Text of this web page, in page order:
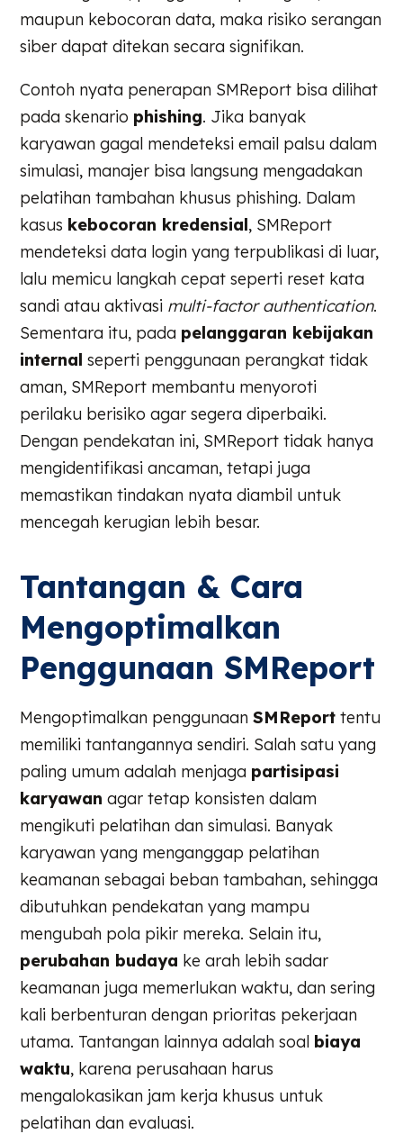
maupun kebocoran data, maka risiko serangan
siber dapat ditekan secara signifikan.
Contoh nyata penerapan SMReport bisa dilihat
pada skenario phishing. Jika banyak
karyawan gagal mendeteksi email palsu dalam
simulasi, manajer bisa langsung mengadakan
pelatihan tambahan khusus phishing. Dalam
kasus kebocoran kredensial, SMReport
mendeteksi data login yang terpublikasi di luar,
lalu memicu langkah cepat seperti reset kata
sandi atau aktivasi multi-factor authentication.
Sementara itu, pada pelanggaran kebijakan
internal seperti penggunaan perangkat tidak
aman, SMReport membantu menyoroti
perilaku berisiko agar segera diperbaiki.
Dengan pendekatan ini, SMReport tidak hanya
mengidentifikasi ancaman, tetapi juga
memastikan tindakan nyata diambil untuk
mencegah kerugian lebih besar.
Tantangan & Cara
Mengoptimalkan
Penggunaan SMReport
Mengoptimalkan penggunaanSMReport tentu
memiliki tantangannya sendiri. Salah satu yang
paling umum adalah menjaga partisipasi
karyawan agar tetap konsisten dalam
mengikuti pelatihan dan simulasi. Banyak
karyawan yang menganggap pelatihan
keamanan sebagai beban tambahan, sehingga
dibutuhkan pendekatan yang mampu
mengubah pola pikir mereka. Selain itu,
perubahan budaya ke arah lebih sadar
keamanan juga memerlukan waktu, dan sering
kali berbenturan dengan prioritas pekerjaan
utama. Tantangan lainnya adalah soal biaya
waktu, karena perusahaan harus
mengalokasikan jam kerja khusus untuk
pelatihan dan evaluasi.